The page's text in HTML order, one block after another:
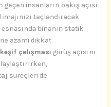
insanların bakış açısı
taçlandıracak
esnasında binanın statik
azami dikkat
keşif çalışması görüş açısını
süreçleri de